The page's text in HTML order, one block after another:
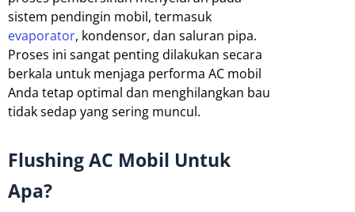
sistem pendingin mobil, termasuk
evaporator, kondensor, dan saluran pipa.
Proses ini sangat penting dilakukan secara
berkala untuk menjaga performa AC mobil
Anda tetap optimal dan menghilangkan bau
tidak sedap yang sering muncul.
Flushing AC Mobil Untuk
Apa?